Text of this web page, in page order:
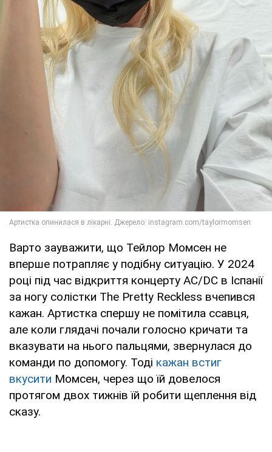
Варто зауважити, що Тейлор Момсен не
вперше потрапляє у подібну ситуацію. У 2024
році під час відкриття концерту AC/DC в Іспанії
за ногу солістки The Pretty Reckless вчепився
кажан. Артистка спершу не помітила ссавця,
але коли глядачі почали голосно кричати та
вказувати на нього пальцями, звернулася до
команди по допомогу. Тоді кажан встиг
вкусити Момсен, через що їй довелося
протягом двох тижнів їй робити щеплення від
сказу.